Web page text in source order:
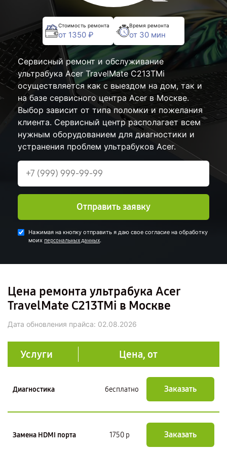
Стоимость ремонта
от 1350 ₽
Время ремонта
от 30 мин
Сервисный ремонт и обслуживание
ультрабука Acer TravelMate C213TMi
осуществляется как с выездом на дом, так и
на базе сервисного центра Acer в Москве.
Выбор зависит от типа поломки и пожелания
клиента. Сервисный центр располагает всем
нужным оборудованием для диагностики и
устранения проблем ультрабуков Acer.
Отправить заявку
Нажимая на кнопку отправить я даю свое согласие на обработку
моих персональных данных.
Цена ремонта ультрабука Acer
TravelMate C213TMi в Москве
Дата обновления прайса: 02.08.2026
Услуги Цена, от
Диагностика бесплатно Заказать
Замена HDMI порта 1750 р Заказать